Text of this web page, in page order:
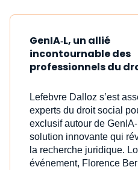
GenIA‑L, un allié
incontournable des
professionnels du
Lefebvre Dalloz s’est
experts du droit social
exclusif autour de
solution innovante qui
la recherche juridique.
événement, Florence